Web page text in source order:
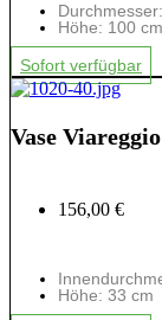
Höhe: 100 cm
Sofort verfügbar
Vase Viareggio
156,00 €
Höhe: 33 cm